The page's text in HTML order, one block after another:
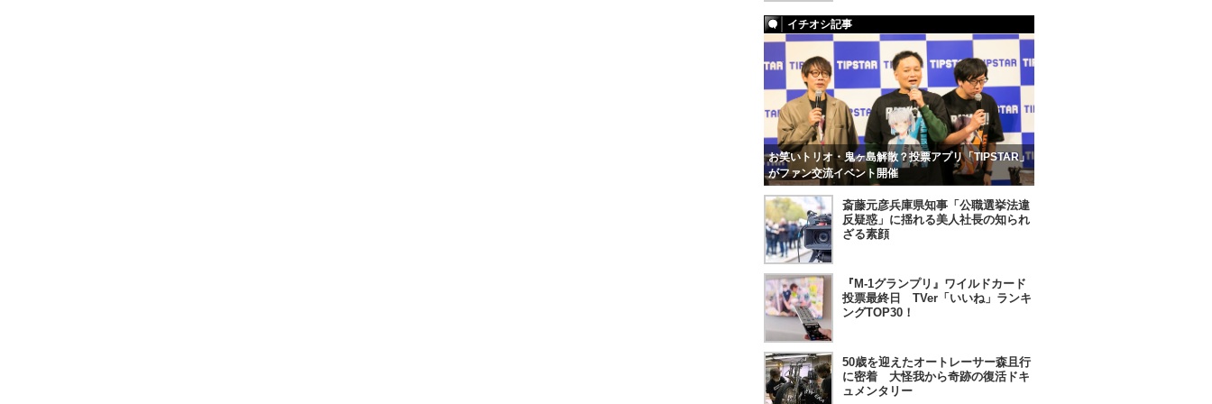
イチオシ記事
お笑いトリオ・鬼ヶ島解散？投票アプリ「TIPSTAR」
がファン交流イベント開催
斎藤元彦兵庫県知事「公職選挙法違
反疑惑」に揺れる美人社長の知られ
ざる素顔
『M-1グランプリ』ワイルドカード
投票最終日 TVer「いいね」ランキ
ングTOP30！
50歳を迎えたオートレーサー森且行
に密着 大怪我から奇跡の復活ドキ
ュメンタリー